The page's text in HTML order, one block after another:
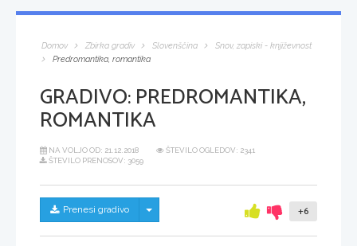
Domov Zbirka gradiv Slovenščina
Snov, zapiski - književnost
Predromantika, romantika
GRADIVO:PREDROMANTIKA,
ROMANTIKA
NA VOLJO OD: 21.12.2018
ŠTEVILO OGLEDOV: 2341
ŠTEVILO PRENOSOV: 3059
Prenesi gradivo Skrij/prikaži meni +6